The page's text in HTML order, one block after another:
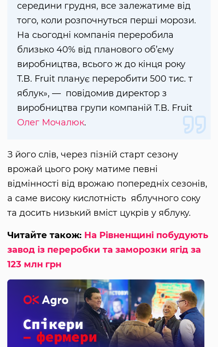
середини грудня, все залежатиме від
того, коли розпочнуться перші морози.
На сьогодні компанія переробила
близько 40% від планового об’єму
виробництва, всього ж до кінця року
T.B. Fruit планує переробити 500 тис. т
яблук», — повідомив директор з
виробництва групи компаній T.B. Fruit
Олег Мочалюк.
З його слів, через пізній старт сезону
врожай цього року матиме певні
відмінності від врожаю попередніх сезонів,
а саме високу кислотність яблучного соку
та досить низький вміст цукрів у яблуку.
Читайте також: На Рівненщині побудують
завод із переробки та заморозки ягід за
123 млн грн